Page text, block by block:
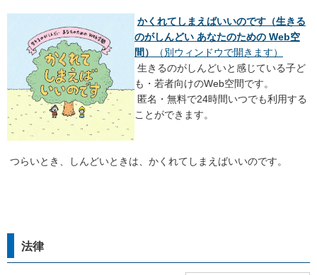
かくれてしまえばいいのです（生きる
のがしんどい あなたのための Web空
間）
（別ウィンドウで開きます）
生きるのがしんどいと感じている子ど
も・若者向けのWeb空間です。
匿名・無料で24時間いつでも利用する
ことができます。
つらいとき、しんどいときは、かくれてしまえばいいのです。
法律